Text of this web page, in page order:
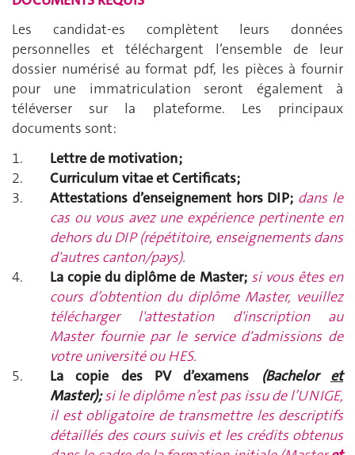
Les candidat-es complètent leurs données
personnelles et téléchargent l’ensemble de leur
dossier numérisé au format pdf, les pièces à fournir
pour une immatriculation seront également à
téléverser sur la plateforme. Les principaux
documents sont:
Lettre de motivation ;
Curriculum vitae et Certificats;
Attestations d’enseignement hors DIP; dans le
cas ou vous avez une expérience pertinente en
dehors du DIP (répétitoire, enseignements dans
d'autres canton/pays).
La copie du diplôme de Master; si vous êtes en
cours d’obtention du diplôme Master, veuillez
télécharger l'attestation d'inscription au
Master fournie par le service d'admissions de
votre université ou HES.
La copie des PV d’examens (Bachelor et
Master); si le diplôme n’est pas issu de l’UNIGE,
il est obligatoire de transmettre les descriptifs
détaillés des cours suivis et les crédits obtenus